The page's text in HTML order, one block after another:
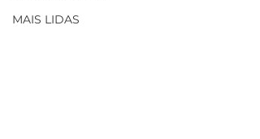
MAIS LIDAS